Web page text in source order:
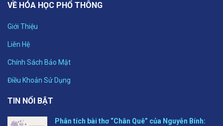
VỀ HÓA HỌC PHỔ THÔNG
Giới Thiệu
Liên Hệ
Chính Sách Bảo Mật
Điều Khoản Sử Dụng
TIN NỔI BẬT
Phân tích bài thơ “Chân Quê” của Nguyễn Bính: